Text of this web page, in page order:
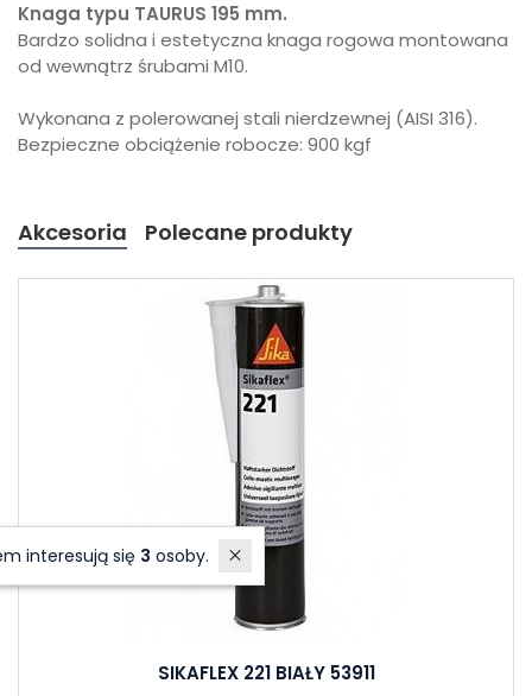
Knaga typu TAURUS 195 mm.
Bardzo solidna i estetyczna knaga rogowa montowana
od wewnątrz śrubami M10.
Wykonana z polerowanej stali nierdzewnej (AISI 316).
Bezpieczne obciążenie robocze: 900 kgf
Akcesoria Polecane produkty
SIKAFLEX 221 BIAŁY 53911
W ostatnich 7 dniach produktem interesują się